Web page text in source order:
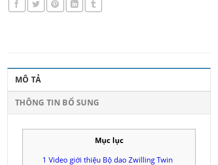
MÔ TẢ
THÔNG TIN BỔ SUNG
Mục lục
1 Video giới thiệu Bộ dao Zwilling Twin